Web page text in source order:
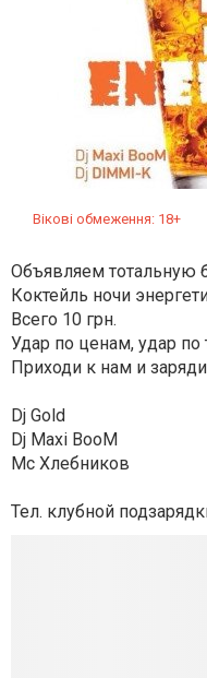
Вікові обмеження: 18+
Объявляем тотальную
Коктейль ночи
Всего 10 грн.
Удар по ценам, удар
Приходи к нам и
Dj Gold
Dj Maxi BooM
Mc Хлебников
Тел. клубной